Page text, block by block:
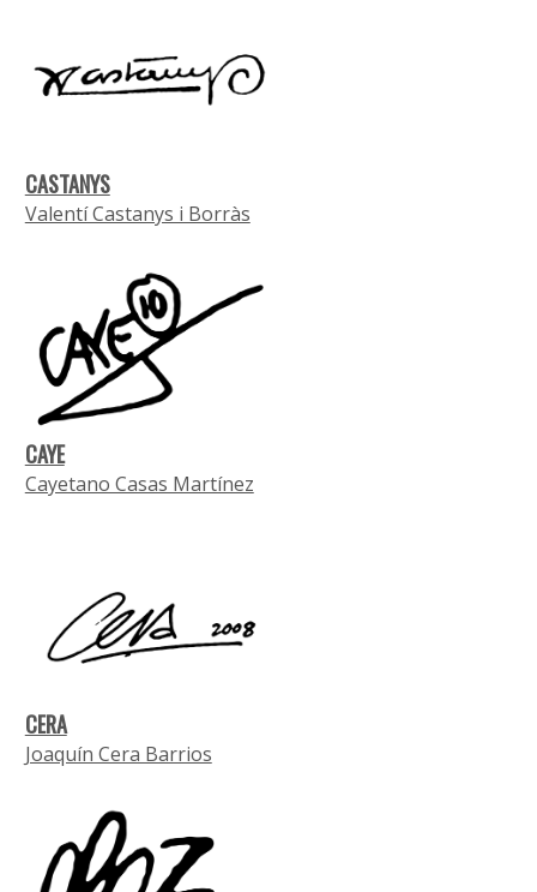
CASTANYS
Valentí Castanys i Borràs
CAYE
Cayetano Casas Martínez
CERA
Joaquín Cera Barrios